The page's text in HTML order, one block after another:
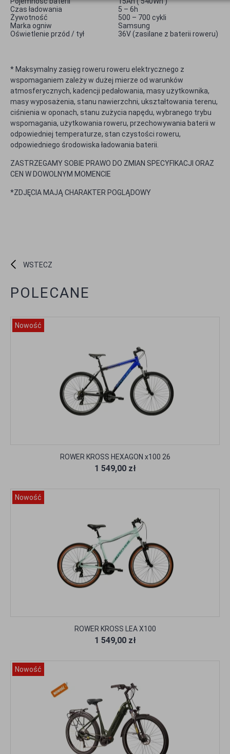
Czas ładowania
5 – 6h
Żywotność
500 – 700 cykli
Marka ogniw
Samsung
Oświetlenie przód / tył
36V (zasilane z baterii roweru)
* Maksymalny zasięg roweru roweru elektrycznego z
wspomaganiem zależy w dużej mierze od warunków
atmosferycznych, kadencji pedałowania, masy użytkownika,
masy wyposażenia, stanu nawierzchni, ukształtowania terenu,
ciśnienia w oponach, stanu zużycia napędu, wybranego trybu
wspomagania, użytkowania roweru, przechowywania baterii w
odpowiedniej temperaturze, stan czystości roweru,
odpowiedniego środowiska ładowania baterii.
ZASTRZEGAMY SOBIE PRAWO DO ZMIAN SPECYFIKACJI ORAZ
CEN W DOWOLNYM MOMENCIE
*ZDJĘCIA MAJĄ CHARAKTER POGLĄDOWY
WSTECZ
POLECANE
Nowość
ROWER KROSS HEXAGON x100 26
1 549,00 zł
Nowość
ROWER KROSS LEA X100
1 549,00 zł
Nowość